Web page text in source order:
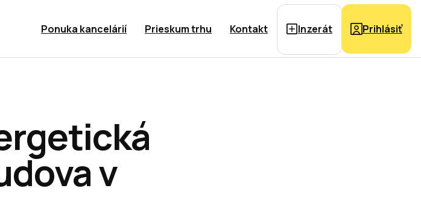
Ponuka kancelárií Prieskum trhu Kontakt Inzerát Prihlásiť
v